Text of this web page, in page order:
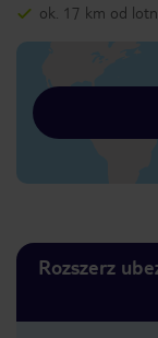
ok. 17 km od
Rozszerz